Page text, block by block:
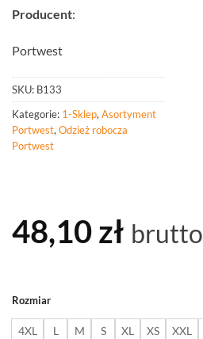
Producent:
Portwest
SKU: B133
Kategorie: 1-Sklep, Asortyment
Portwest, Odzież robocza
Portwest
48,10zł brutto
Rozmiar
4XL L M S XL XS XXL